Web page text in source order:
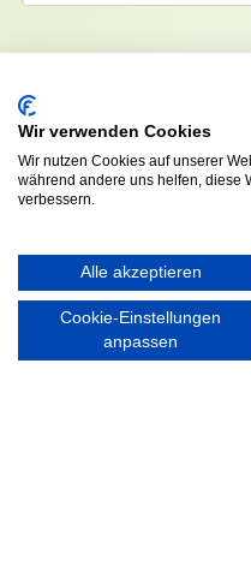
KONTAKT
Walddörfer Sportverein
Halenreie 32-34
22359 Hamburg
Tel. 040 / 64 50 62 - 0
info@walddoerfer-sv.de
Wir verwenden Cookies
Wir nutzen Cookies auf unserer
während andere uns helfen, diese
verbessern.
Alle akzeptieren
Cookie-Einstellungen
anpassen